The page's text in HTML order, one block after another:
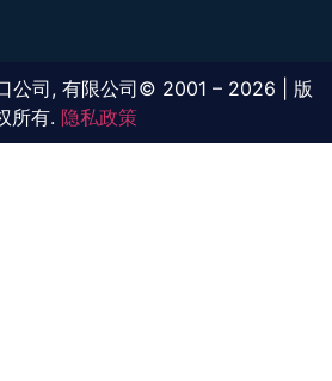
公司, 有限公司© 2001 – 2026 | 版
所有. 隐私政策